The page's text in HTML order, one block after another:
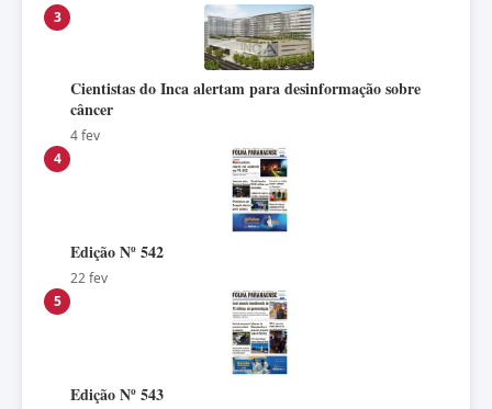
3
Cientistas do Inca alertam para desinformação sobre
câncer
4 fev
4
Edição Nº 542
22 fev
5
Edição Nº 543